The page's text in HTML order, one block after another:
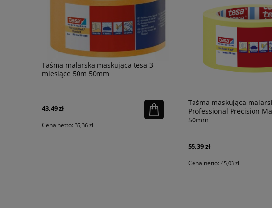
Taśma malarska maskująca tesa 3
miesiące 50m 50mm
43,49 zł
Cena netto: 35,36 zł
Taśma maskująca
Professional Precision
50mm
55,39 zł
Cena netto: 45,03 zł